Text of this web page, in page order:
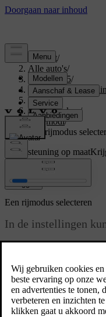
Support/
Alle auto's/
EX40 2025/
Driving/
Rijkenmerken/
Rijmodi/
Een rijmodus
Ondersteuning op maat
auto.
Inloggen
Bijgewerkt 01-08-2025
Een rijmodus selecteren
In de instellingen
rijomstandigheden en
auto de rijeigenschappen
gebruik, waardoor
uitgeschakeld. In de